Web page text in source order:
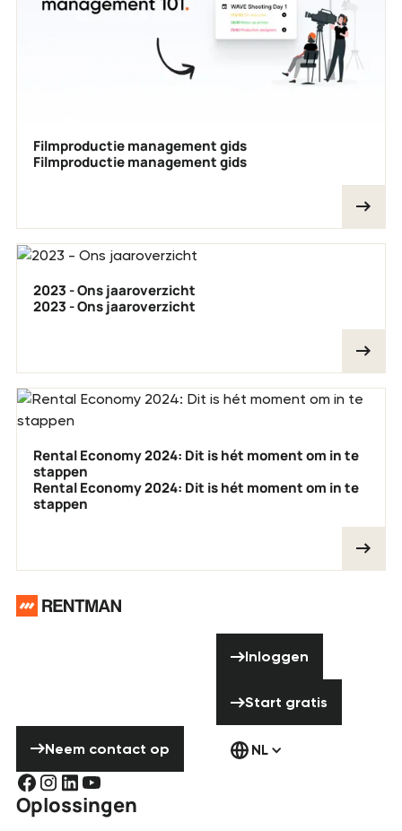
Filmproductie management gids
Filmproductie management gids
2023 - Ons jaaroverzicht
2023 - Ons jaaroverzicht
Rental Economy 2024: Dit is hét moment om in te
stappen
Rental Economy 2024: Dit is hét moment om in te
stappen
Neem contact op
Inloggen
Start gratis
NL
Oplossingen